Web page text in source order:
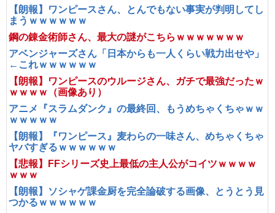
【朗報】ワンピースさん、とんでもない事実が判明してし
まうｗｗｗｗｗｗ
鋼の錬金術師さん、最大の謎がこちらｗｗｗｗｗｗｗ
アベンジャーズさん「日本からも一人くらい戦力出せや」
←これｗｗｗｗｗｗ
【朗報】ワンピースのウルージさん、ガチで最強だったｗ
ｗｗｗｗ（画像あり）
アニメ『スラムダンク』の最終回、もうめちゃくちゃｗｗ
ｗｗｗｗｗ
【朗報】『ワンピース』麦わらの一味さん、めちゃくちゃ
ヤバすぎるｗｗｗｗｗｗ
【悲報】FFシリーズ史上最低の主人公がコイツｗｗｗｗ
ｗｗｗ
【朗報】ソシャゲ課金厨を完全論破する画像、とうとう見
つかるｗｗｗｗｗｗ